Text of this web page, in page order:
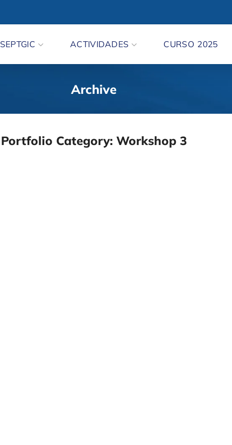
SEPTGIC ACTIVIDADES CURSO 2025
Archive
Portfolio Category: Workshop 3